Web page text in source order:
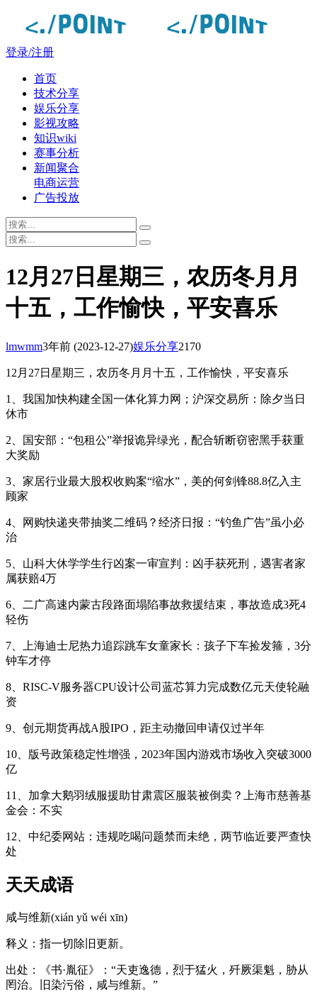
登录/注册
首页
技术分享
娱乐分享
影视攻略
知识wiki
赛事分析
新闻聚合
电商运营
广告投放
12月27日星期三，农历冬月月
十五，工作愉快，平安喜乐
lmwmm3年前 (2023-12-27)娱乐分享2170
12月27日星期三，农历冬月月十五，工作愉快，平安喜乐
1、我国加快构建全国一体化算力网；沪深交易所：除夕当日
休市
2、国安部：“包租公”举报诡异绿光，配合斩断窃密黑手获重
大奖励
3、家居行业最大股权收购案“缩水”，美的何剑锋88.8亿入主
顾家
4、网购快递夹带抽奖二维码？经济日报：“钓鱼广告”虽小必
治
5、山科大休学学生行凶案一审宣判：凶手获死刑，遇害者家
属获赔4万
6、二广高速内蒙古段路面塌陷事故救援结束，事故造成3死4
轻伤
7、上海迪士尼热力追踪跳车女童家长：孩子下车捡发箍，3分
钟车才停
8、RISC-V服务器CPU设计公司蓝芯算力完成数亿元天使轮融
资
9、创元期货再战A股IPO，距主动撤回申请仅过半年
10、版号政策稳定性增强，2023年国内游戏市场收入突破3000
亿
11、加拿大鹅羽绒服援助甘肃震区服装被倒卖？上海市慈善基
金会：不实
12、中纪委网站：违规吃喝问题禁而未绝，两节临近要严查快
处
天天成语
咸与维新(xián yǔ wéi xīn)
释义：指一切除旧更新。
出处：《书·胤征》：“天吏逸德，烈于猛火，歼厥渠魁，胁从
罔治。旧染污俗，咸与维新。”